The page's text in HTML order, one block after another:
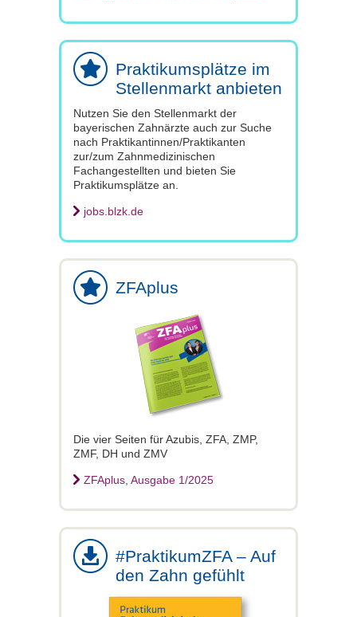
Praktikumsplätze im
Stellenmarkt anbieten
Nutzen Sie den Stellenmarkt der
bayerischen Zahnärzte auch zur Suche
nach Praktikantinnen/Praktikanten
zur/zum Zahnmedizinischen
Fachangestellten und bieten Sie
Praktikumsplätze an.
jobs.blzk.de
ZFAplus
Die vier Seiten für Azubis, ZFA, ZMP,
ZMF, DH und ZMV
ZFAplus, Ausgabe 1/2025
#PraktikumZFA – Auf
den Zahn gefühlt